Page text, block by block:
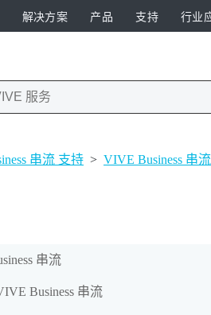
解决方案 产品 支持 行业
串流 支持 > VIVE Business 串流
串流
Business 串流